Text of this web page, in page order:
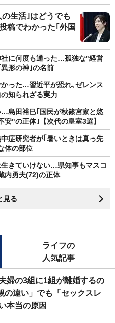
生活｣はどうでも
稿でわかった｢外国
に何度も通った…孤独な"経営
形の神｣の名前
った…習近平が恐れ､ゼレンス
知られざる実力
島田裕巳｢国民が秋篠宮家と悠
"の正体｣【次代の皇室3選】
症研究者が｢暑いときは真っ先
体の部位
きていけない…県知事もマスコ
内勇夫(72)の正体
見る
ライフの
人気記事
婦の3組に1組が離婚するの
の違い」でも「セックスレ
本当の原因